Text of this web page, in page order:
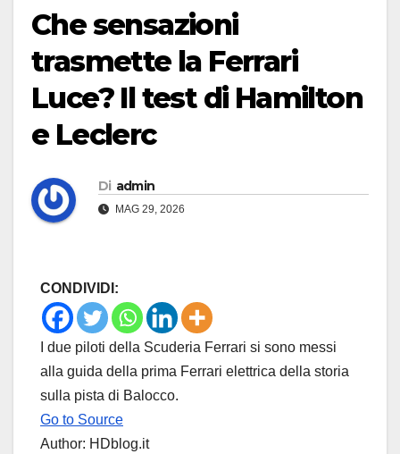
Che sensazioni
trasmette la Ferrari
Luce? Il test di Hamilton
e Leclerc
Di admin
MAG 29, 2026
CONDIVIDI:
I due piloti della Scuderia Ferrari si sono messi
alla guida della prima Ferrari elettrica della storia
sulla pista di Balocco.
Go to Source
Author: HDblog.it